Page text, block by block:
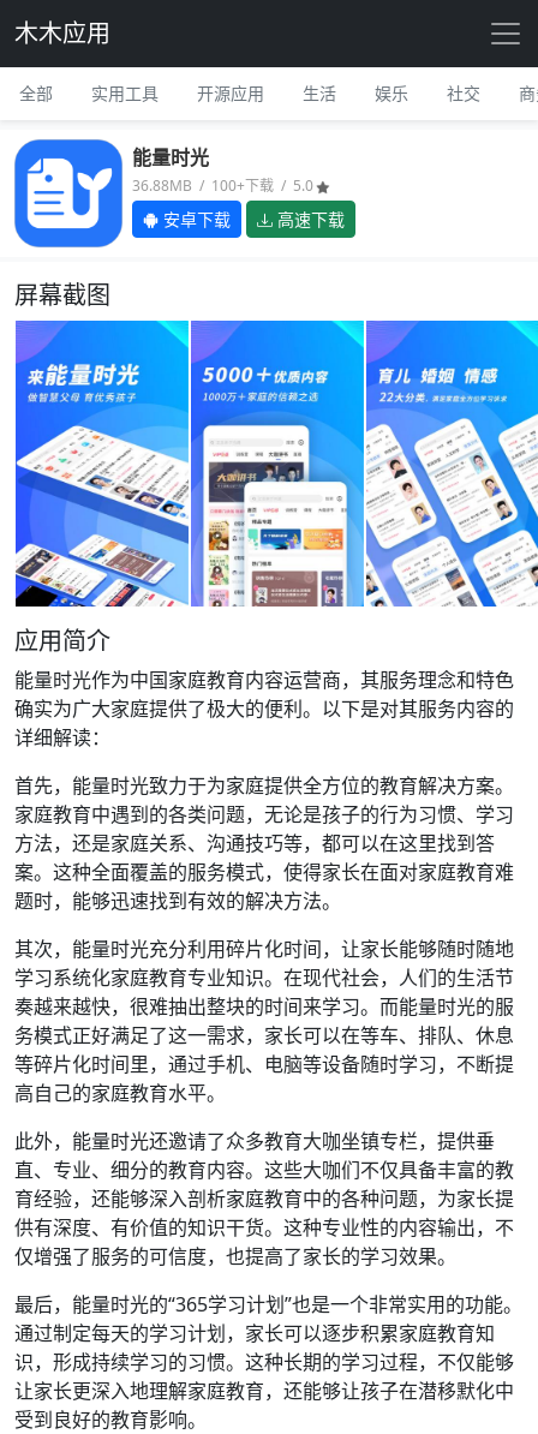
木木应用
全部 实用工具 开源应用 生活 娱乐 社交
能量时光
36.88MB / 100+下载 / 5.0
安卓下载 高速下载
屏幕截图
应用简介
能量时光作为中国家庭教育内容运营商，其服务理念和特色
确实为广大家庭提供了极大的便利。以下是对其服务内容的
详细解读：
首先，能量时光致力于为家庭提供全方位的教育解决方案。
家庭教育中遇到的各类问题，无论是孩子的行为习惯、学习
方法，还是家庭关系、沟通技巧等，都可以在这里找到答
案。这种全面覆盖的服务模式，使得家长在面对家庭教育难
题时，能够迅速找到有效的解决方法。
其次，能量时光充分利用碎片化时间，让家长能够随时随地
学习系统化家庭教育专业知识。在现代社会，人们的生活节
奏越来越快，很难抽出整块的时间来学习。而能量时光的服
务模式正好满足了这一需求，家长可以在等车、排队、休息
等碎片化时间里，通过手机、电脑等设备随时学习，不断提
高自己的家庭教育水平。
此外，能量时光还邀请了众多教育大咖坐镇专栏，提供垂
直、专业、细分的教育内容。这些大咖们不仅具备丰富的教
育经验，还能够深入剖析家庭教育中的各种问题，为家长提
供有深度、有价值的知识干货。这种专业性的内容输出，不
仅增强了服务的可信度，也提高了家长的学习效果。
最后，能量时光的“365学习计划”也是一个非常实用的功能。
通过制定每天的学习计划，家长可以逐步积累家庭教育知
识，形成持续学习的习惯。这种长期的学习过程，不仅能够
让家长更深入地理解家庭教育，还能够让孩子在潜移默化中
受到良好的教育影响。